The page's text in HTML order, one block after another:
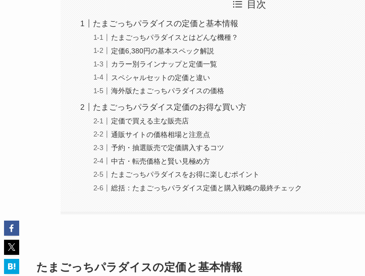
目次
たまごっちパラダイスの定価と基本情報
たまごっちパラダイスとはどんな機種？
定価6,380円の基本スペック解説
カラー別ラインナップと定価一覧
スペシャルセットの定価と違い
海外版たまごっちパラダイスの価格
たまごっちパラダイス定価のお得な買い方
定価で買える主な販売店
通販サイトの価格相場と注意点
予約・抽選販売で定価購入するコツ
中古・転売価格と賢い見極め方
たまごっちパラダイスをお得に楽しむポイント
総括：たまごっちパラダイス定価と購入戦略の最終チェック
たまごっちパラダイスの定価と基本情報